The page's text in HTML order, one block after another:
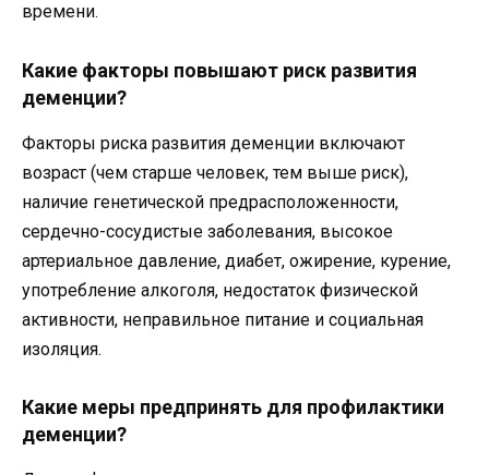
времени.
Какие факторы повышают риск развития
деменции?
Факторы риска развития деменции включают
возраст (чем старше человек, тем выше риск),
наличие генетической предрасположенности,
сердечно-сосудистые заболевания, высокое
артериальное давление, диабет, ожирение, курение,
употребление алкоголя, недостаток физической
активности, неправильное питание и социальная
изоляция.
Какие меры предпринять для профилактики
деменции?